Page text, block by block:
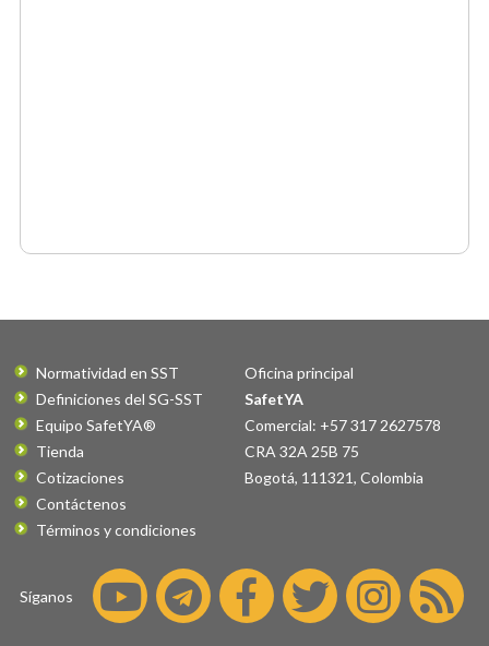
Normatividad en SST
Definiciones del SG-SST
Equipo SafetYA®
Tienda
Cotizaciones
Contáctenos
Términos y condiciones
Oficina principal
SafetYA
Comercial: +57 317 2627578
CRA 32A 25B 75
Bogotá, 111321, Colombia
Síganos